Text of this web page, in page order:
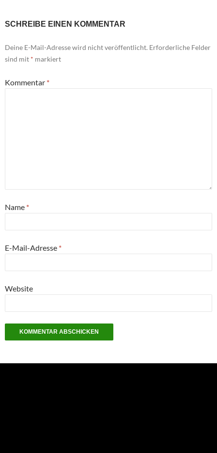
SCHREIBE EINEN KOMMENTAR
Deine E-Mail-Adresse wird nicht veröffentlicht. Erforderliche Felder
sind mit * markiert
Kommentar *
Name *
E-Mail-Adresse *
Website